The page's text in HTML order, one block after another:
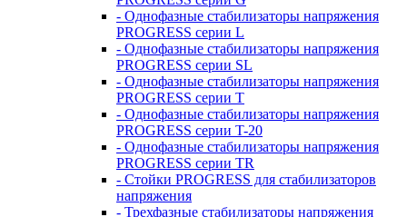
- Однофазные стабилизаторы напряжения
PROGRESS серии L
- Однофазные стабилизаторы напряжения
PROGRESS серии SL
- Однофазные стабилизаторы напряжения
PROGRESS серии T
- Однофазные стабилизаторы напряжения
PROGRESS серии T-20
- Однофазные стабилизаторы напряжения
PROGRESS серии TR
- Стойки PROGRESS для стабилизаторов
напряжения
- Трехфазные стабилизаторы напряжения